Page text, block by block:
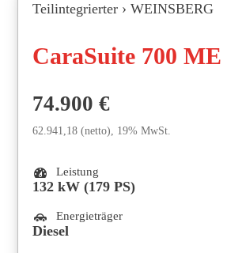
Teilintegrierter › WEINSBERG
CaraSuite 700 ME
74.900€
62.941,18 (netto), 19% MwSt.
Leistung
132 kW (179 PS)
Energieträger
Diesel